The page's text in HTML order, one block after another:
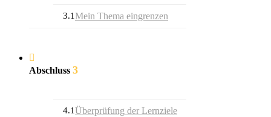
3.1Mein Thema eingrenzen
Abschluss 3
4.1Überprüfung der Lernziele